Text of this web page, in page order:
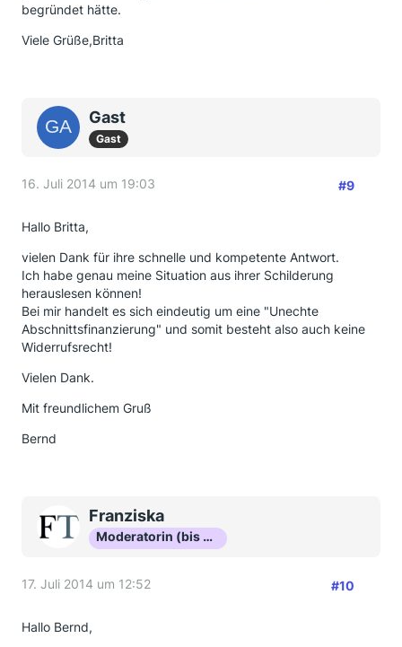
begründet hätte.
Viele Grüße,Britta
Gast
Gast
16. Juli 2014 um 19:03 #9
Hallo Britta,
vielen Dank für ihre schnelle und kompetente Antwort.
Ich habe genau meine Situation aus ihrer Schilderung
herauslesen können!
Bei mir handelt es sich eindeutig um eine "Unechte
Abschnittsfinanzierung" und somit besteht also auch keine
Widerrufsrecht!
Vielen Dank.
Mit freundlichem Gruß
Bernd
Franziska
Moderatorin (bis Okt 16)
17. Juli 2014 um 12:52 #10
Hallo Bernd,